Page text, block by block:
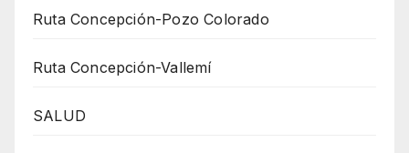
Ruta Concepción-Pozo Colorado
Ruta Concepción-Vallemí
SALUD